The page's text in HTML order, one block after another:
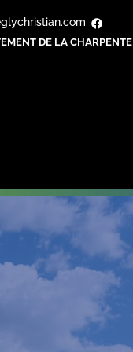
DE LA CHARPENTE